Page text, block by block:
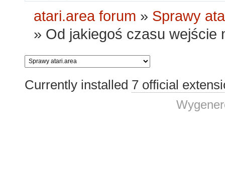
atari.area forum » Sprawy
» Od jakiegoś czasu wejście
Currently installed 7 official